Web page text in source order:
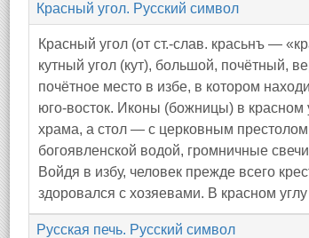
Красный угол. Русский символ
Красный угол (от ст.-слав. красьнъ —
кутный угол (кут), большой, почётный,
почётное место в избе, в котором
юго-восток. Иконы (божницы) в красном
храма, а стол — с церковным
богоявленской водой, громничные
Войдя в избу, человек прежде всего
здоровался с хозяевами. В красном
Русская печь. Русский символ